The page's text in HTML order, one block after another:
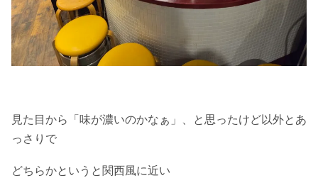
見た目から「味が濃いのかなぁ」、と思ったけど以外とあ
っさりで
どちらかというと関西風に近い